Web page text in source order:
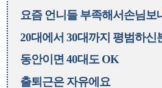
요즘 언니들 부족해서손님보
20대에서 30대까지 평범하신
동안이면 40대도 OK
출퇴근은 자유에요